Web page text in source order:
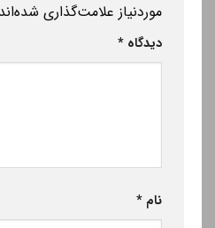
موردنیاز علامت‌گذاری شده‌اند*
دیدگاه*
نام*